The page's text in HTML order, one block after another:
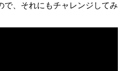
で、それにもチャレンジしてみ